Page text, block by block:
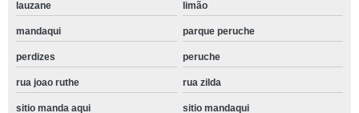
lauzane limão
mandaqui parque peruche
perdizes peruche
rua joao ruthe rua zilda
sitio manda aqui sitio mandaqui